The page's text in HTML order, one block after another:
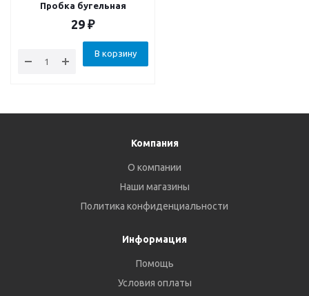
Пробка бугельная
29 ₽
В корзину
Компания
О компании
Наши магазины
Политика конфиденциальности
Информация
Помощь
Условия оплаты